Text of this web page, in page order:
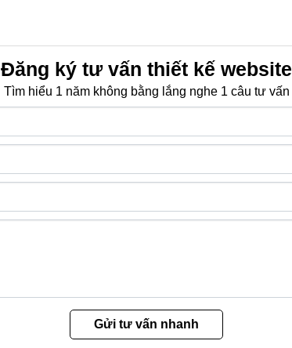
Đăng ký tư vấn thiết kế website
Tìm hiểu 1 năm không bằng lắng nghe 1 câu tư vấn